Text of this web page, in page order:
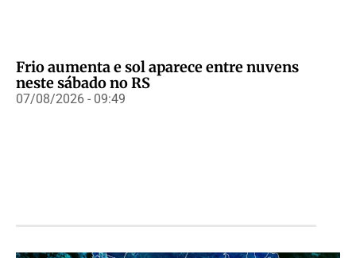
Frio aumenta e sol aparece entre nuvens
neste sábado no RS
07/08/2026 - 09:49